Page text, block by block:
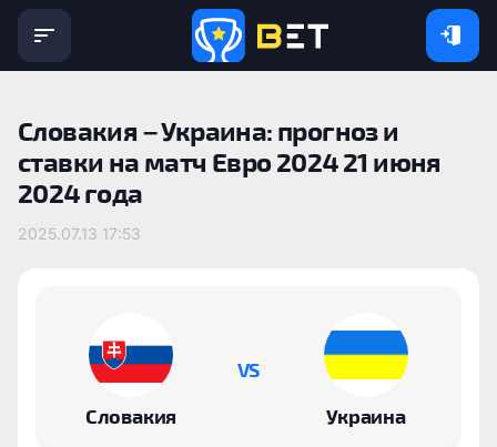
Словакия – Украина: прогноз и
ставки на матч Евро 2024 21 июня
2024 года
2025.07.13 17:53
Словакия
VS
Украина